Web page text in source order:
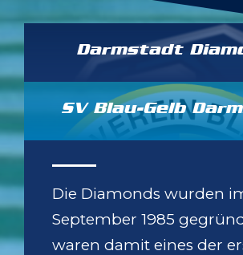
Darmstadt
SV Blau-Gelb
Die Diamonds wurden
September 1985
waren damit eines der